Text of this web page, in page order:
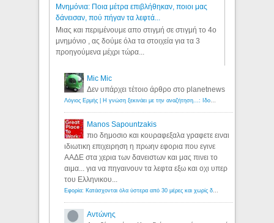
Μνημόνια: Ποια μέτρα επιβλήθηκαν, ποιοι μας
δάνεισαν, πού πήγαν τα λεφτά...
Μιας και περιμένουμε απο στιγμή σε στιγμή το 4ο
μνημόνιο , ας δούμε όλα τα στοιχεία για τα 3
προηγούμενα μέχρι τώρα...
Mic Mic
Δεν υπάρχει τέτοιο άρθρο στο planetnews
Λόγιος Ερμής | Η γνώση ξεκινάει με την αναζήτηση...: Ιδού οι 18 που χρωστούν 11 δις ευρώ!
Manos Sapountzakis
πιο δημοσιο και κουραφεξαλα γραφετε ειναι
ιδιωτικη επιχειρηση η πρωην εφορια που εγινε
ΑΑΔΕ στα χερια των δανειστων και μας πινει το
αιμα... για να πηγαινουν τα λεφτα εξω και οχι υπερ
του Ελληνικου...
Εφορία: Κατάσχονται όλα ύστερα από 30 μέρες και χωρίς δικαστικές αποφάσεις - Λόγιος Ερμής
Αντώνης